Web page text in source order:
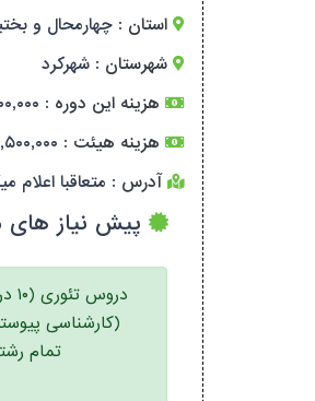
استان : چهارمحال و
شهرستان : شهرکرد
هزینه این دوره :
هزینه هیئت : ۱۳,۵۰۰,۰۰۰
آدرس : متعاقبا اعلام
پیش نیاز های
(کارشناسی
تمام